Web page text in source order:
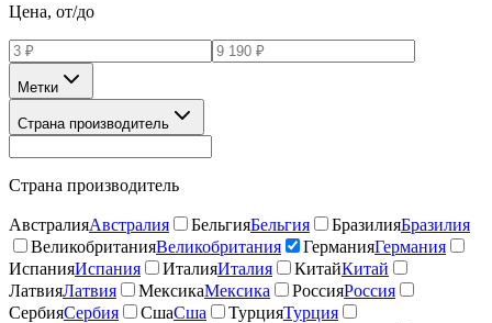
Цена, от/до
Метки
Страна производитель
Страна производитель
АвстралияАвстралия БельгияБельгия БразилияБразилия
ВеликобританияВеликобритания ГерманияГермания
ИспанияИспания ИталияИталия КитайКитай
ЛатвияЛатвия МексикаМексика РоссияРоссия
СербияСербия СшаСша ТурцияТурция